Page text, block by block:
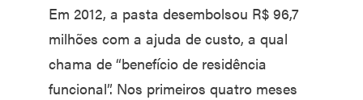
Em 2012, a pasta desembolsou R$ 96,7
milhões com a ajuda de custo, a qual
chama de “benefício de residência
funcional”. Nos primeiros quatro meses